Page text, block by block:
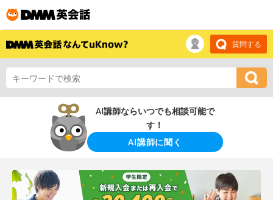
質問する
AI講師ならいつでも相談可能で
す！
AI講師に聞く